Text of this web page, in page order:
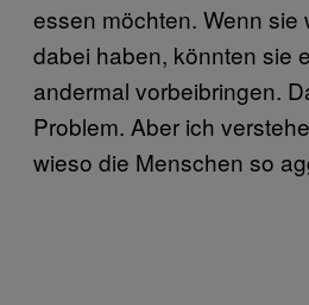
essen möchten. Wenn sie
dabei haben, könnten sie
andermal vorbeibringen.
Problem. Aber ich
wieso die Menschen so